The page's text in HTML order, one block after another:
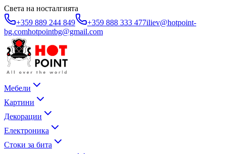
Света на носталгията
+359 889 244 849
+359 888 333 477iliev@hotpoint-
bg.comhotpointbg@gmail.com
Мебели
Картини
Декорации
Електроника
Стоки за бита